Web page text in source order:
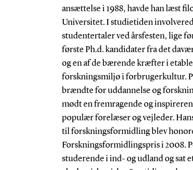
ansættelse i 1988, havde han læst
Universitet. I studietiden
studentertaler ved årsfesten, lige
første Ph.d. kandidater fra det
og en af de bærende kræfter i
forskningsmiljø i forbrugerkultur.
brændte for uddannelse og
mødt en fremragende og
populær forelæser og vejleder.
til forskningsformidling blev
Forskningsformidlingspris i 2008.
studerende i ind- og udland og sat